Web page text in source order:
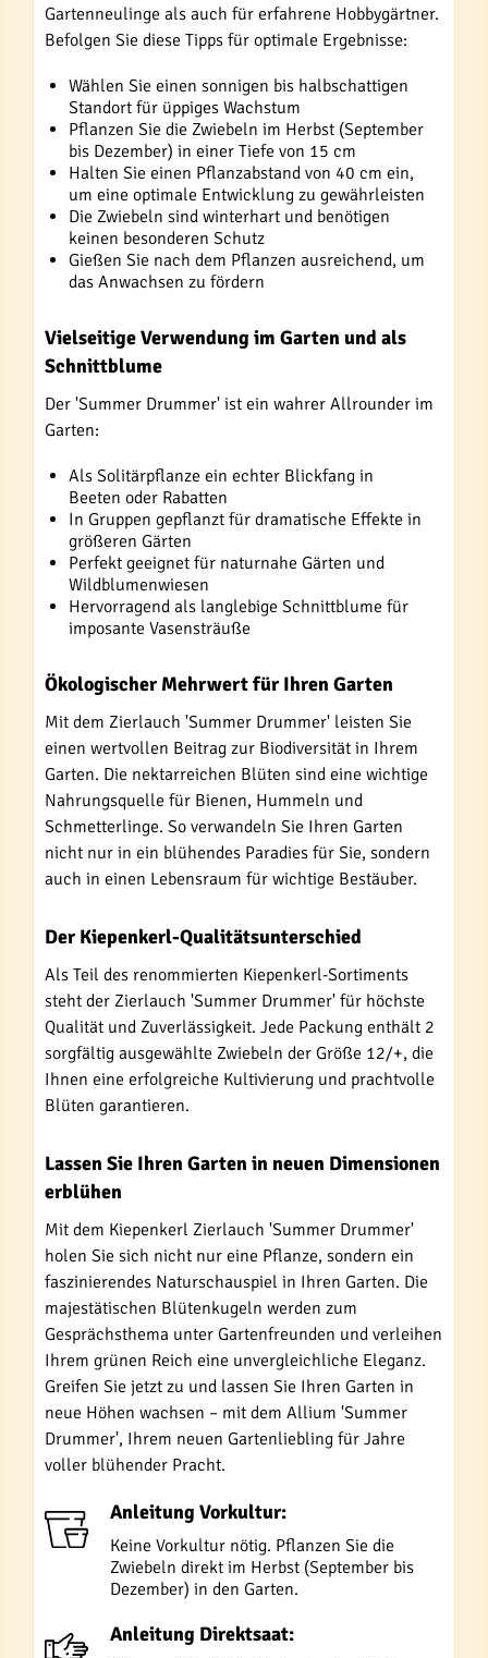
Gartenneulinge als auch für erfahrene Hobbygärtner.
Befolgen Sie diese Tipps für optimale Ergebnisse:
Wählen Sie einen sonnigen bis halbschattigen
Standort für üppiges Wachstum
Pflanzen Sie die Zwiebeln im Herbst (September
bis Dezember) in einer Tiefe von 15 cm
Halten Sie einen Pflanzabstand von 40 cm ein,
um eine optimale Entwicklung zu gewährleisten
Die Zwiebeln sind winterhart und benötigen
keinen besonderen Schutz
Gießen Sie nach dem Pflanzen ausreichend, um
das Anwachsen zu fördern
Vielseitige Verwendung im Garten und als
Schnittblume
Der 'Summer Drummer' ist ein wahrer Allrounder im
Garten:
Als Solitärpflanze ein echter Blickfang in
Beeten oder Rabatten
In Gruppen gepflanzt für dramatische Effekte in
größeren Gärten
Perfekt geeignet für naturnahe Gärten und
Wildblumenwiesen
Hervorragend als langlebige Schnittblume für
imposante Vasensträuße
Ökologischer Mehrwert für Ihren Garten
Mit dem Zierlauch 'Summer Drummer' leisten Sie
einen wertvollen Beitrag zur Biodiversität in Ihrem
Garten. Die nektarreichen Blüten sind eine wichtige
Nahrungsquelle für Bienen, Hummeln und
Schmetterlinge. So verwandeln Sie Ihren Garten
nicht nur in ein blühendes Paradies für Sie, sondern
auch in einen Lebensraum für wichtige Bestäuber.
Der Kiepenkerl-Qualitätsunterschied
Als Teil des renommierten Kiepenkerl-Sortiments
steht der Zierlauch 'Summer Drummer' für höchste
Qualität und Zuverlässigkeit. Jede Packung enthält 2
sorgfältig ausgewählte Zwiebeln der Größe 12/+, die
Ihnen eine erfolgreiche Kultivierung und prachtvolle
Blüten garantieren.
Lassen Sie Ihren Garten in neuen Dimensionen
erblühen
Mit dem Kiepenkerl Zierlauch 'Summer Drummer'
holen Sie sich nicht nur eine Pflanze, sondern ein
faszinierendes Naturschauspiel in Ihren Garten. Die
majestätischen Blütenkugeln werden zum
Gesprächsthema unter Gartenfreunden und verleihen
Ihrem grünen Reich eine unvergleichliche Eleganz.
Greifen Sie jetzt zu und lassen Sie Ihren Garten in
neue Höhen wachsen – mit dem Allium 'Summer
Drummer', Ihrem neuen Gartenliebling für Jahre
voller blühender Pracht.
Anleitung Vorkultur:
Keine Vorkultur nötig. Pflanzen Sie die
Zwiebeln direkt im Herbst (September bis
Dezember) in den Garten.
Anleitung Direktsaat: